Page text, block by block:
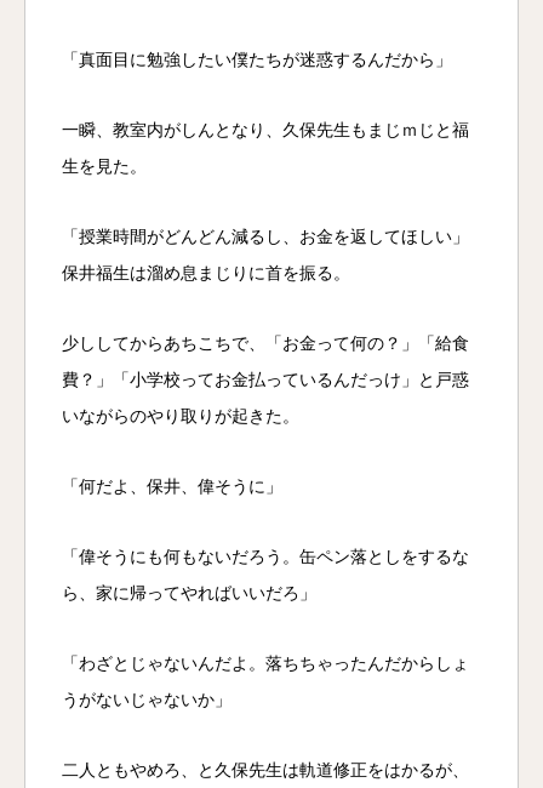
「真面目に勉強したい僕たちが迷惑するんだから」
一瞬、教室内がしんとなり、久保先生もまじｍじと福
生を見た。
「授業時間がどんどん減るし、お金を返してほしい」
保井福生は溜め息まじりに首を振る。
少ししてからあちこちで、「お金って何の？」「給食
費？」「小学校ってお金払っているんだっけ」と戸惑
いながらのやり取りが起きた。
「何だよ、保井、偉そうに」
「偉そうにも何もないだろう。缶ペン落としをするな
ら、家に帰ってやればいいだろ」
「わざとじゃないんだよ。落ちちゃったんだからしょ
うがないじゃないか」
二人ともやめろ、と久保先生は軌道修正をはかるが、